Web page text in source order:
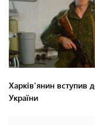
Харків'янин вступив
України